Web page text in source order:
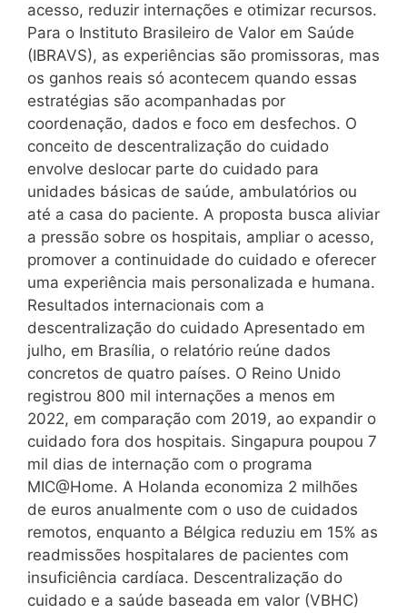
acesso, reduzir internações e otimizar recursos.
Para o Instituto Brasileiro de Valor em Saúde
(IBRAVS), as experiências são promissoras, mas
os ganhos reais só acontecem quando essas
estratégias são acompanhadas por
coordenação, dados e foco em desfechos. O
conceito de descentralização do cuidado
envolve deslocar parte do cuidado para
unidades básicas de saúde, ambulatórios ou
até a casa do paciente. A proposta busca aliviar
a pressão sobre os hospitais, ampliar o acesso,
promover a continuidade do cuidado e oferecer
uma experiência mais personalizada e humana.
Resultados internacionais com a
descentralização do cuidado Apresentado em
julho, em Brasília, o relatório reúne dados
concretos de quatro países. O Reino Unido
registrou 800 mil internações a menos em
2022, em comparação com 2019, ao expandir o
cuidado fora dos hospitais. Singapura poupou 7
mil dias de internação com o programa
MIC@Home. A Holanda economiza 2 milhões
de euros anualmente com o uso de cuidados
remotos, enquanto a Bélgica reduziu em 15% as
readmissões hospitalares de pacientes com
insuficiência cardíaca. Descentralização do
cuidado e a saúde baseada em valor (VBHC)